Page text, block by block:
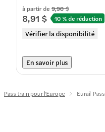
à partir de 9,90 $
8,91 $ 10 % de réduction
Vérifier la disponibilité
En savoir plus
Pass train pour l'Europe Eurail Pass